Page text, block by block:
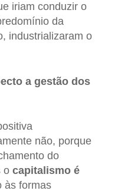
iriam conduzir o
da
industrializaram o
a gestão dos
não, porque
do
o capitalismo é
às formas